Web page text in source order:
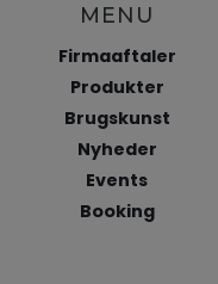
MENU
Firmaaftaler
Produkter
Brugskunst
Nyheder
Events
Booking